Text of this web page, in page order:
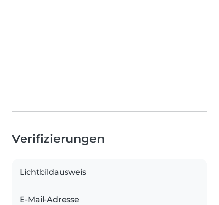
Verifizierungen
Lichtbildausweis
E-Mail-Adresse